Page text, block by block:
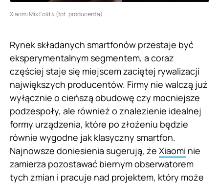
Xiaomi Mix Fold 4 (fot. producenta)
Rynek składanych smartfonów przestaje być
eksperymentalnym segmentem, a coraz
częściej staje się miejscem zaciętej rywalizacji
największych producentów. Firmy nie walczą już
wyłącznie o cieńszą obudowę czy mocniejsze
podzespoły, ale również o znalezienie idealnej
formy urządzenia, które po złożeniu będzie
równie wygodne jak klasyczny smartfon.
Najnowsze doniesienia sugerują, że Xiaomi nie
zamierza pozostawać biernym obserwatorem
tych zmian i pracuje nad projektem, który może